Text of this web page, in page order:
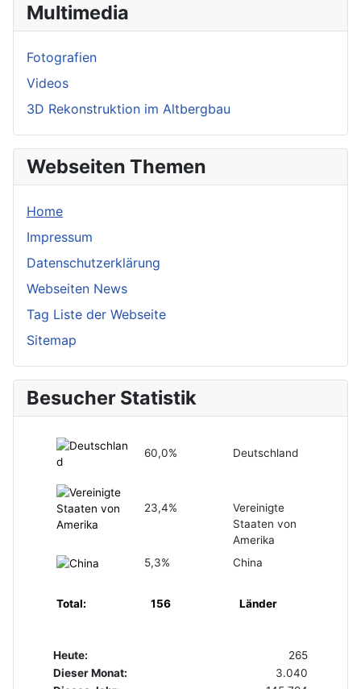
Multimedia
Fotografien
Videos
3D Rekonstruktion im Altbergbau
Webseiten Themen
Home
Impressum
Datenschutzerklärung
Webseiten News
Tag Liste der Webseite
Sitemap
Besucher Statistik
60,0% Deutschland
23,4%
Vereinigte
Staaten von
Amerika
5,3%
China
Total: 156 Länder
Heute:
265
Dieser Monat:
3.040